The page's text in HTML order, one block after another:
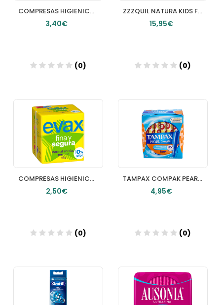
COMPRESAS HIGIENICAS FEMENINAS EVAX COTTONLIKE ALAS SUPER 14 COMPRESAS
3,40€
(0)
Añadir
ZZZQUIL NATURA KIDS FRUTOS DEL BOSQUE 30 GUMMIES
15,95€
(0)
COMPRESAS HIGIENICAS FEMENINAS EVAX FINA Y SEGURA NORMAL 16 COMPRESAS
2,50€
(0)
Añadir
TAMPAX COMPAK PEARL TAMPON 100% ALGODON 16 UNIDADES SUPER PLUS
4,95€
(0)
Añadir